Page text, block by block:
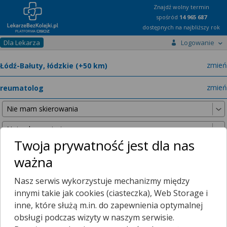
Znajdź wolny termin
spośród 14 965 687
dostępnych na najbliższy rok
Dla Lekarza Logowanie
zmień
zmień
Nie znaleźliśmy żadnych lekarzy w promieniu25 km , dlatego
zwiększyliśmy promień wyszukiwania do
50 km
Twoja prywatność jest dla nas
ważna
Nasz serwis wykorzystuje mechanizmy między
innymi takie jak cookies (ciasteczka), Web Storage i
inne, które służą m.in. do zapewnienia optymalnej
obsługi podczas wizyty w naszym serwisie.